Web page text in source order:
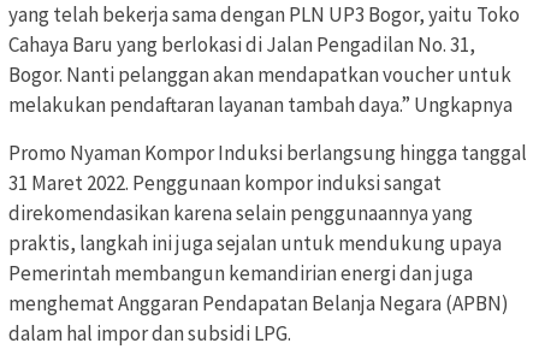
yang telah bekerja sama dengan PLN UP3 Bogor, yaitu Toko
Cahaya Baru yang berlokasi di Jalan Pengadilan No. 31,
Bogor. Nanti pelanggan akan mendapatkan voucher untuk
melakukan pendaftaran layanan tambah daya.” Ungkapnya
Promo Nyaman Kompor Induksi berlangsung hingga tanggal
31 Maret 2022. Penggunaan kompor induksi sangat
direkomendasikan karena selain penggunaannya yang
praktis, langkah ini juga sejalan untuk mendukung upaya
Pemerintah membangun kemandirian energi dan juga
menghemat Anggaran Pendapatan Belanja Negara (APBN)
dalam hal impor dan subsidi LPG.